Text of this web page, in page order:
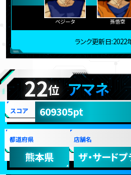
ベジータ 孫悟空
ランク更新日:2022
22位 アマネ
スコア 609305pt
都道府県
熊本県
店舗名
ザ・サード